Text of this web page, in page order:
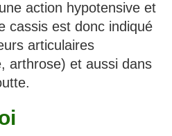
action hypotensive et
cassis est donc indiqué
articulaires
arthrose) et aussi dans